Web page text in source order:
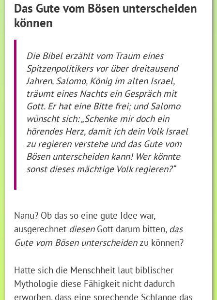
Das Gute vom Bösen unterscheiden
können
Die Bibel erzählt vom Traum eines
Spitzenpolitikers vor über dreitausend
Jahren. Salomo, König im alten Israel,
träumt eines Nachts ein Gespräch mit
Gott. Er hat eine Bitte frei; und Salomo
wünscht sich: „Schenke mir doch ein
hörendes Herz, damit ich dein Volk Israel
zu regieren verstehe und das Gute vom
Bösen unterscheiden kann! Wer könnte
sonst dieses mächtige Volk regieren?“
Nanu? Ob das so eine gute Idee war,
ausgerechnet diesen Gott darum bitten, das
Gute vom Bösen unterscheidenzu können?
Hatte sich die Menschheit laut biblischer
Mythologie diese Fähigkeit nicht dadurch
erworben, dass eine sprechende Schlange das